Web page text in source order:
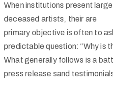
When institutions present
deceased artists, their are
primary objective is often to
predictable question: “Why is
What generally follows is a
press release sand